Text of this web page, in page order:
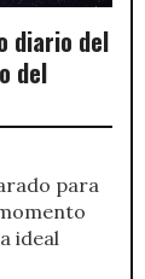
diario del
del
para
ideal